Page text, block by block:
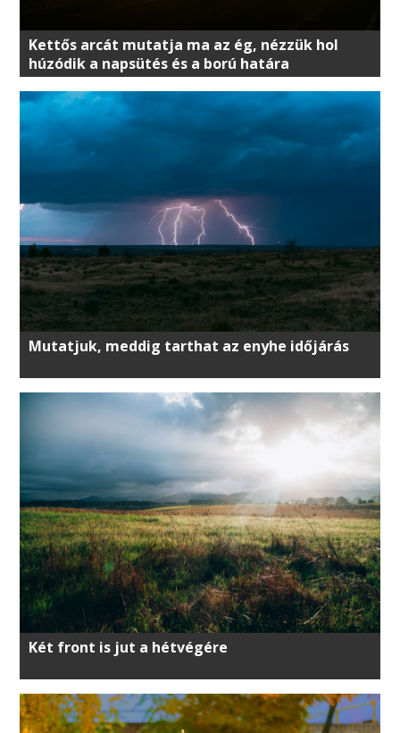
Kettős arcát mutatja ma az ég, nézzük hol
húzódik a napsütés és a ború határa
Mutatjuk, meddig tarthat az enyhe időjárás
Két front is jut a hétvégére